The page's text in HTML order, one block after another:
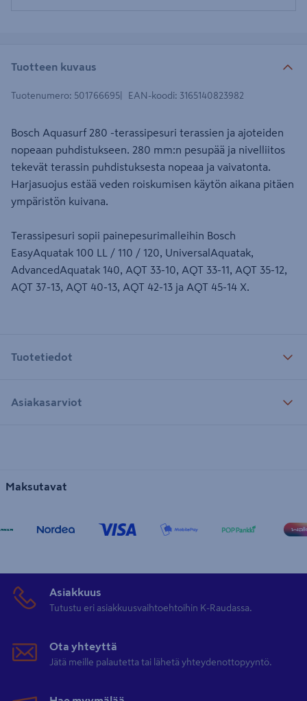
Tuotteen kuvaus
Tuotenumero: 501766695 EAN-koodi: 3165140823982
Bosch Aquasurf 280 -terassipesuri terassien ja ajoteiden
nopeaan puhdistukseen. 280 mm:n pesupää ja nivelliitos
tekevät terassin puhdistuksesta nopeaa ja vaivatonta.
Harjasuojus estää veden roiskumisen käytön aikana pitäen
ympäristön kuivana.
Terassipesuri sopii painepesurimalleihin Bosch
EasyAquatak 100 LL / 110 / 120, UniversalAquatak,
AdvancedAquatak 140, AQT 33-10, AQT 33-11, AQT 35-12,
AQT 37-13, AQT 40-13, AQT 42-13 ja AQT 45-14 X.
Tuotetiedot
Asiakasarviot
Maksutavat
Asiakkuus
Tutustu eri asiakkuusvaihtoehtoihin K-Raudassa.
Ota yhteyttä
Jätä meille palautetta tai lähetä yhteydenottopyyntö.